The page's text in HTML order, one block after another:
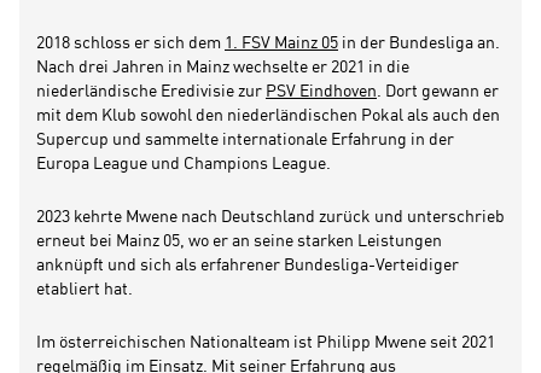
2018 schloss er sich dem 1. FSV Mainz 05 in der Bundesliga an.
Nach drei Jahren in Mainz wechselte er 2021 in die
niederländische Eredivisie zur PSV Eindhoven . Dort gewann er
mit dem Klub sowohl den niederländischen Pokal als auch den
Supercup und sammelte internationale Erfahrung in der
Europa League und Champions League.
2023 kehrte Mwene nach Deutschland zurück und unterschrieb
erneut bei Mainz 05, wo er an seine starken Leistungen
anknüpft und sich als erfahrener Bundesliga-Verteidiger
etabliert hat.
Im österreichischen Nationalteam ist Philipp Mwene seit 2021
regelmäßig im Einsatz. Mit seiner Erfahrung aus